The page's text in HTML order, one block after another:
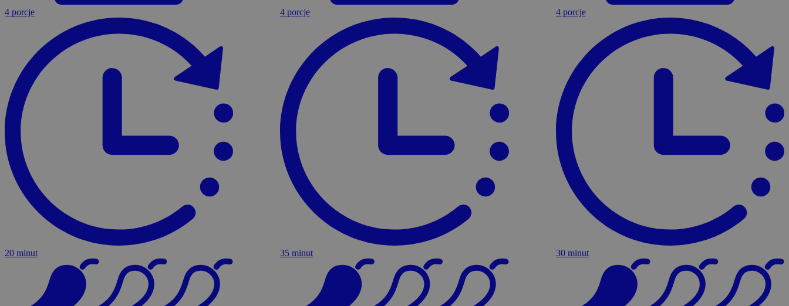
4 porcje
20 minut
4 porcje
35 minut
4 porcje
30 minut